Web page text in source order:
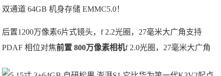
双通道64GB 机身存储 EMMC5.0！
后置1200万像素6片式镜头，f 2.2光圈，27毫米大广角支持
PDAF 相位对焦前置 800万像素相机f 2.0光圈，27毫米大广角